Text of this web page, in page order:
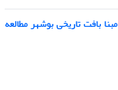
بافت تاریخی بوشهر مطالعه